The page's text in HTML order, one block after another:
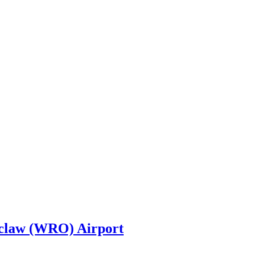
(WRO) Airport